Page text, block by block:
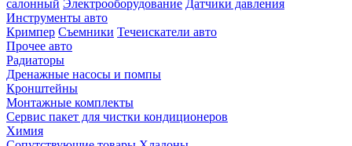
салонный Электрооборудование Датчики давления
Инструменты авто
Кримпер Съемники Течеискатели авто
Прочее авто
Радиаторы
Дренажные насосы и помпы
Кронштейны
Монтажные комплекты
Сервис пакет для чистки кондиционеров
Химия